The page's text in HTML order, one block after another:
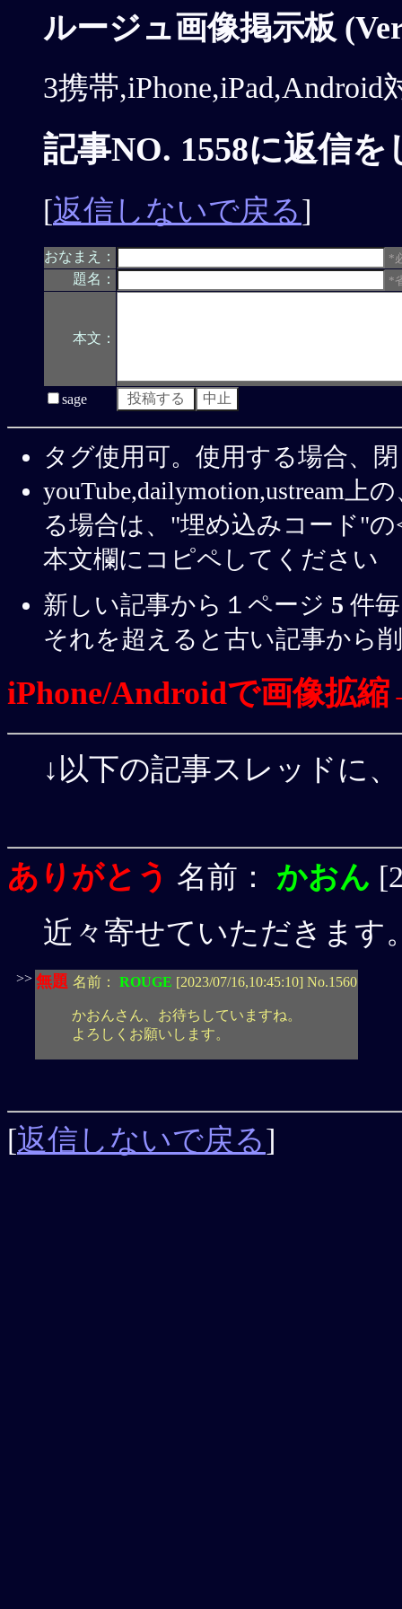
ルージュ画像掲示板
3携帯
記事NO. 1558に返信
[返信しないで戻る]
おなまえ： *
題名： *
本文：
sage
タグ使用可。使用する場合、
youTube,dailymotion,ustream上
る場合は、"埋め込みコード"
本文欄にコピペしてください
新しい記事から１ページ 5 件
それを超えると古い記事から
iPhone/Androidで画像拡
↓以下の記事スレッドに
ありがとう 名前： かおん
近々寄せていただきます
>> 無題 名前： ROUGE [2023/07/16,10:45:10] No.1560
かおんさん、お待ちしていますね。
よろしくお願いします。
[返信しないで戻る]